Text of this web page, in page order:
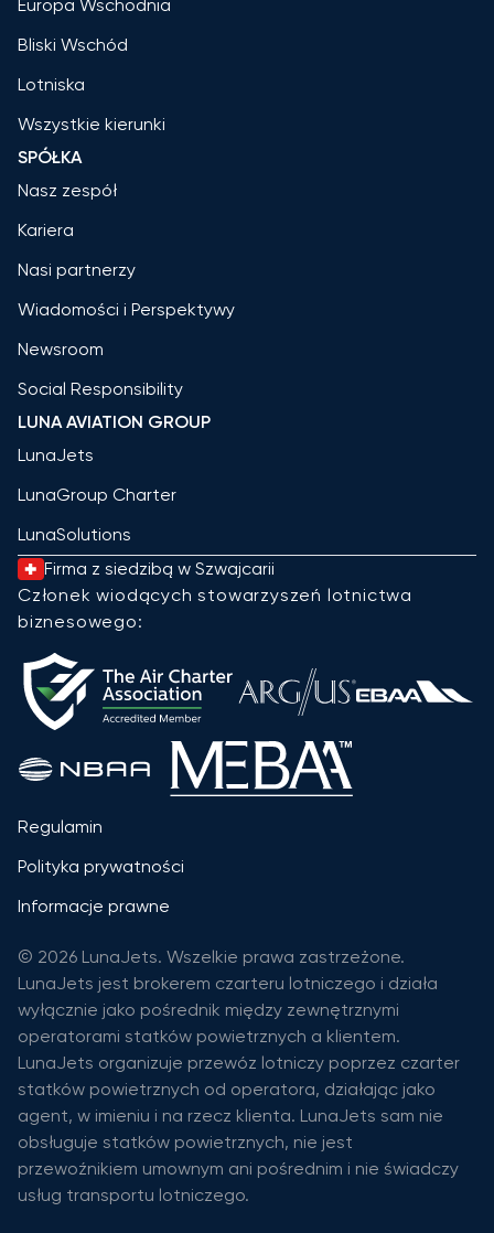
Europa Wschodnia
Bliski Wschód
Lotniska
Wszystkie kierunki
SPÓŁKA
Nasz zespół
Kariera
Nasi partnerzy
Wiadomości i Perspektywy
Newsroom
Social Responsibility
LUNA AVIATION GROUP
LunaJets
LunaGroup Charter
LunaSolutions
Firma z siedzibą w Szwajcarii
Członek wiodących stowarzyszeń lotnictwa
biznesowego:
Regulamin
Polityka prywatności
Informacje prawne
© 2026 LunaJets. Wszelkie prawa zastrzeżone.
LunaJets jest brokerem czarteru lotniczego i działa
wyłącznie jako pośrednik między zewnętrznymi
operatorami statków powietrznych a klientem.
LunaJets organizuje przewóz lotniczy poprzez czarter
statków powietrznych od operatora, działając jako
agent, w imieniu i na rzecz klienta. LunaJets sam nie
obsługuje statków powietrznych, nie jest
przewoźnikiem umownym ani pośrednim i nie świadczy
usług transportu lotniczego.